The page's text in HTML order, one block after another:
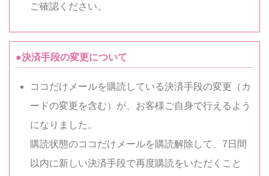
ご確認ください。
●決済手段の変更について
ココだけメールを購読している決済手段の変更（カ
ードの変更を含む）が、お客様ご自身で行えるよう
になりました。
購読状態のココだけメールを購読解除して、7日間
以内に新しい決済手段で再度購読をいただくこと